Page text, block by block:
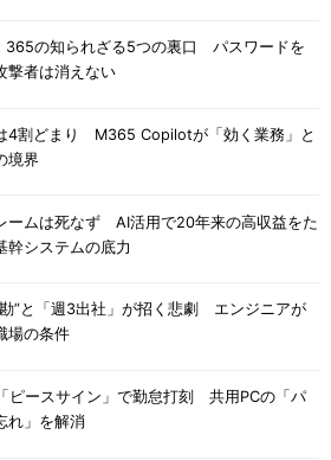
の知られざる5つの裏口 パスワードを
撃者は消えない
4割どまり M365 Copilotが「効く業務」と
境界
ームは死なず AI活用で20年来の高収益をた
幹システムの底力
”と「週3出社」が招く悲劇 エンジニアが
場の条件
ピースサイン」で勤怠打刻 共用PCの「パ
れ」を解消